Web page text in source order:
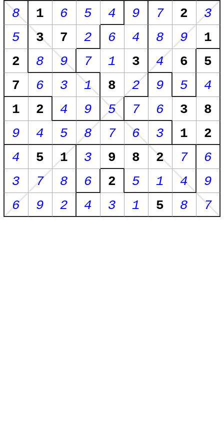
8 1 6 5 4 9 7 2
3
5
3 7 2 6 4 8 9
1
2
8 9 7 1 3 4 6
5
7
6 3 1 8 2 9 5
4
1
2 4 9 5 7 6 3
8
9
4 5 8 7 6 3 1
2
4
5 1 3 9 8 2 7
6
3
7 8 6 2 5 1 4
9
6
9 2 4 3 1 5 8 7